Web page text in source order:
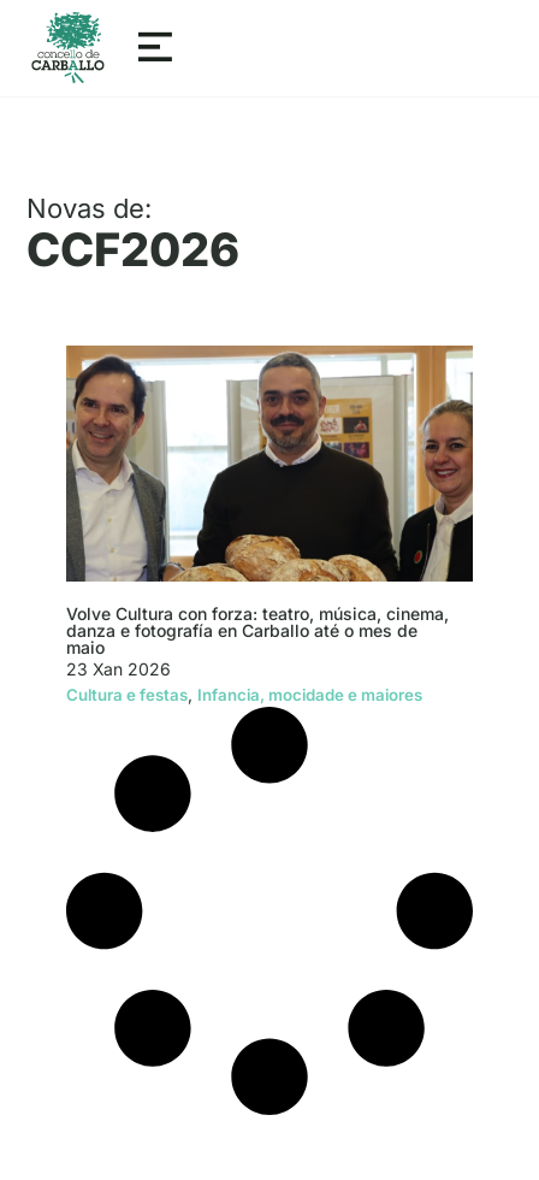
Novas de:
CCF2026
Volve Cultura con forza: teatro, música, cinema,
danza e fotografía en Carballo até o mes de
maio
23 Xan 2026
Cultura e festas, Infancia, mocidade e maiores